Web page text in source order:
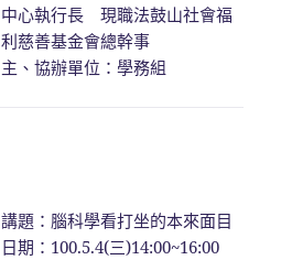
中心執行長 現職法鼓山社會福
利慈善基金會總幹事
主、協辦單位：學務組
講題：腦科學看打坐的本來面目
日期：100.5.4(三)14:00~16:00